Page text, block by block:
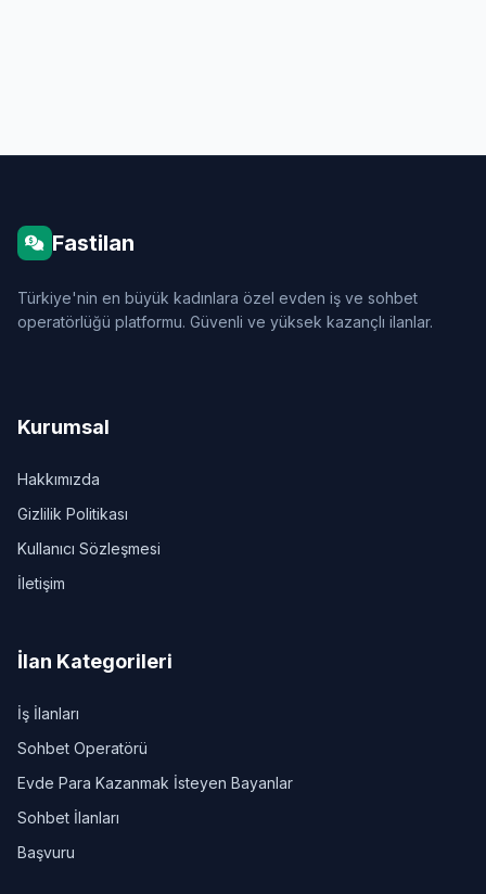
Fastilan
Türkiye'nin en büyük kadınlara özel evden iş ve sohbet
operatörlüğü platformu. Güvenli ve yüksek kazançlı ilanlar.
Kurumsal
Hakkımızda
Gizlilik Politikası
Kullanıcı Sözleşmesi
İletişim
İlan Kategorileri
İş İlanları
Sohbet Operatörü
Evde Para Kazanmak İsteyen Bayanlar
Sohbet İlanları
Başvuru